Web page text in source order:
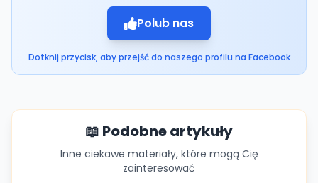
Polub nas
Dotknij przycisk, aby przejść do naszego profilu na Facebook
📖 Podobne artykuły
Inne ciekawe materiały, które mogą Cię
zainteresować